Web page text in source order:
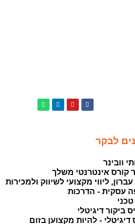
לבקר
וובינר
קורס אינטרנטי משלך
ליווי מקצועי לשיווק ולמכירות
עסקית - הדרכות
טכני
ביקור דיגיטלי
דיגיטלי - להיות מקצוען בזום